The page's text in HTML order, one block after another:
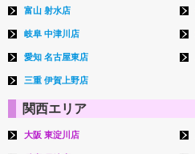
富山 射水店
岐阜 中津川店
愛知 名古屋東店
三重 伊賀上野店
関西エリア
大阪 東淀川店